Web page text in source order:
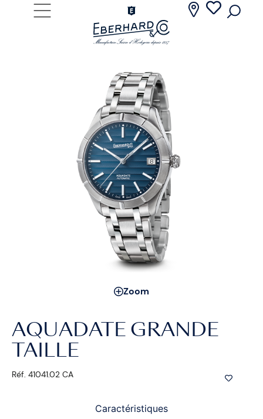
Zoom
AQUADATE GRANDE
TAILLE
Réf. 41041.02 CA
Caractéristiques